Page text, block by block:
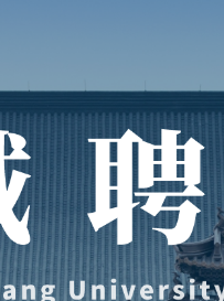
聚贤纳才
Jobs @ ZJU
招聘公告
加入我们